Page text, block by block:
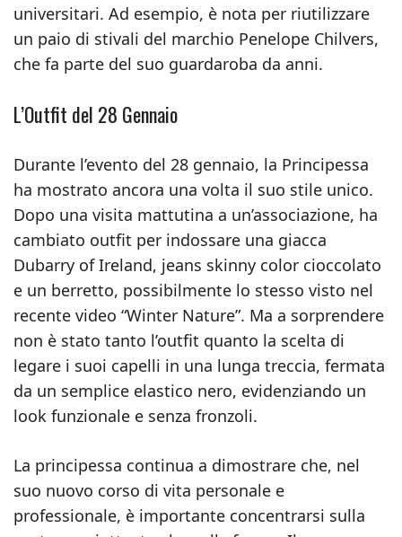
universitari. Ad esempio, è nota per riutilizzare
un paio di stivali del marchio Penelope Chilvers,
che fa parte del suo guardaroba da anni.
L’Outfit del 28 Gennaio
Durante l’evento del 28 gennaio, la Principessa
ha mostrato ancora una volta il suo stile unico.
Dopo una visita mattutina a un’associazione, ha
cambiato outfit per indossare una giacca
Dubarry of Ireland, jeans skinny color cioccolato
e un berretto, possibilmente lo stesso visto nel
recente video “Winter Nature”. Ma a sorprendere
non è stato tanto l’outfit quanto la scelta di
legare i suoi capelli in una lunga treccia, fermata
da un semplice elastico nero, evidenziando un
look funzionale e senza fronzoli.
La principessa continua a dimostrare che, nel
suo nuovo corso di vita personale e
professionale, è importante concentrarsi sulla